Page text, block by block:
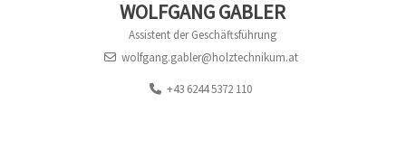
WOLFGANG GABLER
Assistent der Geschäftsführung
wolfgang.gabler@holztechnikum.at
+43 6244 5372 110